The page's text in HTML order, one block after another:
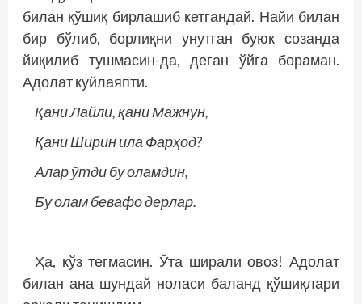
билан қўшиқ бирлашиб кетгандай. Найи билан
бир бўлиб, борлиқни унутган буюк созанда
йиқилиб тушмасин-да, деган ўйга бораман.
Адолат куйлаяпти.
Қани Лайли, қани Мажнун,
Қани Ширин ила Фарҳод?
Алар ўтди бу оламдин,
Бу олам бевафо дерлар.
Ҳа, кўз тегмасин. Ўта ширали овоз! Адолат
билан ана шундай ноласи баланд қўшиқлари